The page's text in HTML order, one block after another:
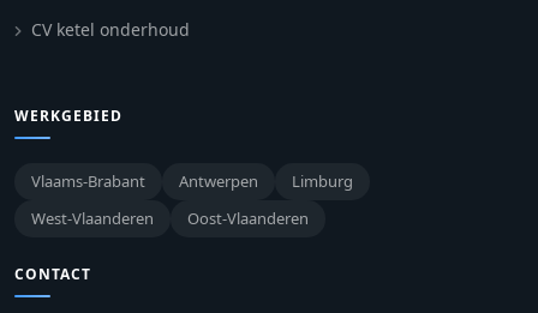
CV ketel onderhoud
WERKGEBIED
Vlaams-Brabant Antwerpen
Limburg
West-Vlaanderen
Oost-Vlaanderen
CONTACT